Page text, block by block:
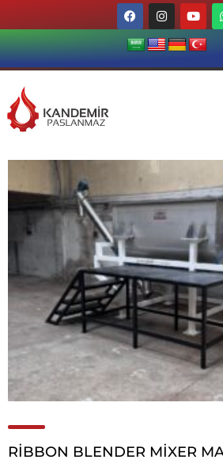
RİBBON BLENDER MİXER